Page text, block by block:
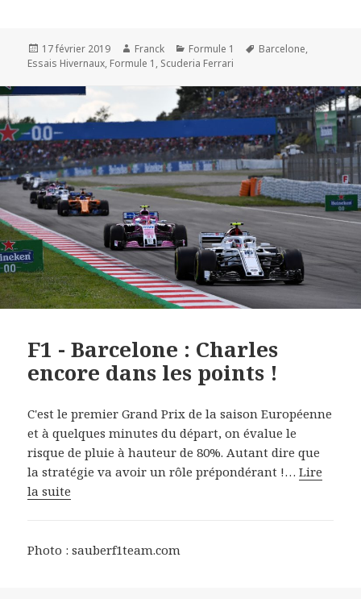
Publié
le
17 février 2019 Auteur
Franck Catégories
Formule 1
Mots-
Barcelone,
Essais Hivernaux, Formule 1 , Scuderia Ferrari
F1 - Barcelone : Charles
encore dans les points !
C'est le premier Grand Prix de la saison Européenne
et à quelques minutes du départ, on évalue le
risque de pluie à hauteur de 80%. Autant dire que
la stratégie va avoir un rôle prépondérant !…Lire
la suite
Photo : sauberf1team.com